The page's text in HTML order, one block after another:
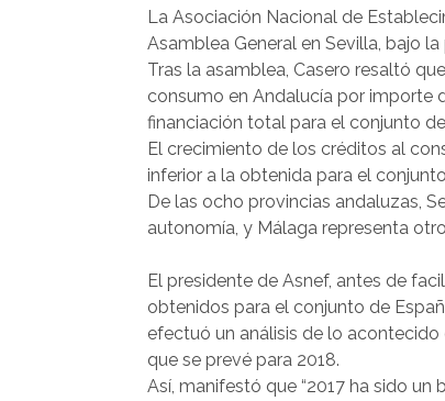
La Asociación Nacional de
Asamblea General en Sevilla, bajo
Tras la asamblea, Casero resaltó
consumo en Andalucía por importe
financiación total para el conjunto
El crecimiento de los créditos al
inferior a la obtenida para el
De las ocho provincias andaluzas,
autonomía, y Málaga representa otro
El presidente de Asnef, antes de
obtenidos para el conjunto de
efectuó un análisis de lo acontecido
que se prevé para 2018.
Así, manifestó que “2017 ha sido un